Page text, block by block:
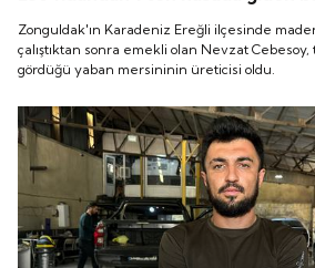
Zonguldak'ın Karadeniz Ereğli ilçesinde
çalıştıktan sonra emekli olan Nevzat
gördüğü yaban mersininin üreticisi oldu.